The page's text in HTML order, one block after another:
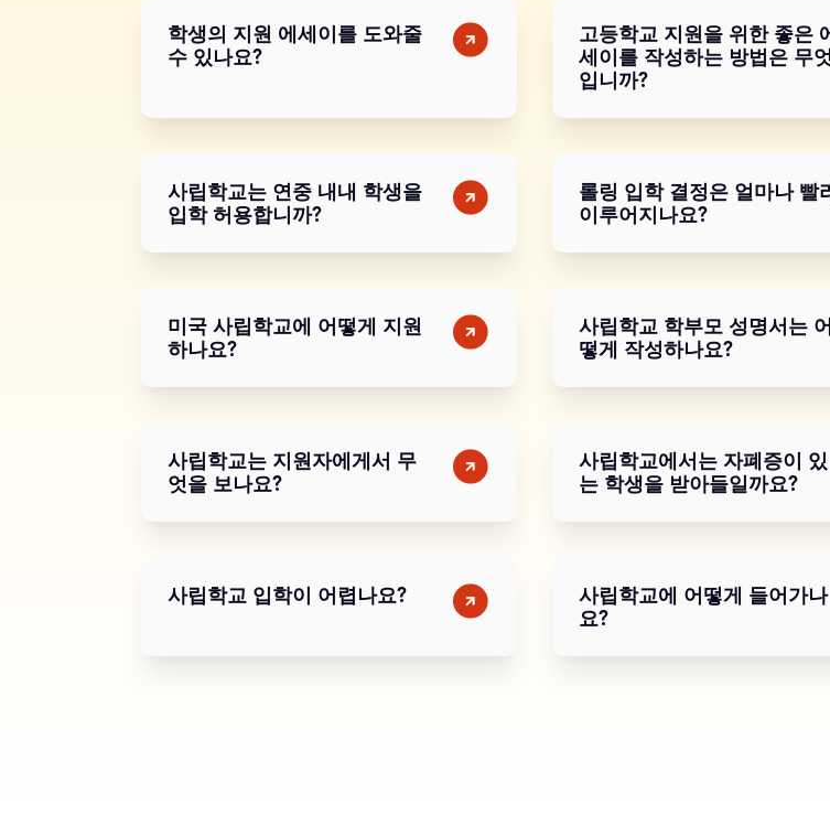
학생의 지원 에세이를 도와줄
수 있나요?
고등학교 지원을 위한 좋은
세이를 작성하는 방법은 무엇
입니까?
사립학교는 연중 내내 학생을
입학 허용합니까?
롤링 입학 결정은 얼마나 빨
이루어지나요?
미국 사립학교에 어떻게 지원
하나요?
사립학교 학부모 성명서는 어
떻게 작성하나요?
사립학교는 지원자에게서 무
엇을 보나요?
사립학교에서는 자폐증이 있
는 학생을 받아들일까요?
사립학교 입학이 어렵나요?
사립학교에 어떻게 들어가나
요?